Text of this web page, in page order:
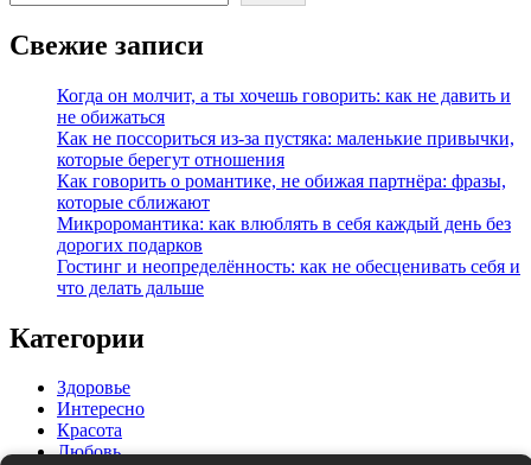
Свежие записи
Когда он молчит, а ты хочешь говорить: как не давить и
не обижаться
Как не поссориться из‑за пустяка: маленькие привычки,
которые берегут отношения
Как говорить о романтике, не обижая партнёра: фразы,
которые сближают
Микроромантика: как влюблять в себя каждый день без
дорогих подарков
Гостинг и неопределённость: как не обесценивать себя и
что делать дальше
Категории
Здоровье
Интересно
Красота
Любовь